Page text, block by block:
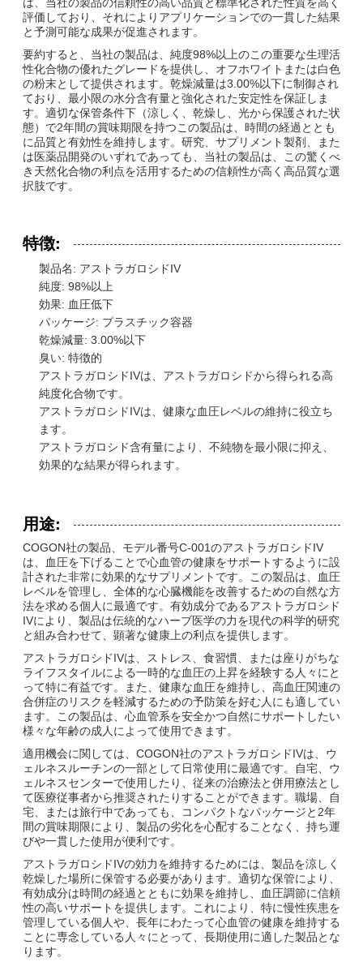
評価しており、それによりアプリケーションでの一貫した結果
と予測可能な成果が促進されます。
要約すると、当社の製品は、純度98%以上のこの重要な生理活
性化合物の優れたグレードを提供し、オフホワイトまたは白色
の粉末として提供されます。乾燥減量は3.00%以下に制御され
ており、最小限の水分含有量と強化された安定性を保証しま
す。適切な保管条件下（涼しく、乾燥し、光から保護された状
態）で2年間の賞味期限を持つこの製品は、時間の経過ととも
に品質と有効性を維持します。研究、サプリメント製剤、また
は医薬品開発のいずれであっても、当社の製品は、この驚くべ
き天然化合物の利点を活用するための信頼性が高く高品質な選
択肢です。
特徴:
製品名: アストラガロシドIV
純度: 98%以上
効果: 血圧低下
パッケージ: プラスチック容器
乾燥減量: 3.00%以下
臭い: 特徴的
アストラガロシドIVは、アストラガロシドから得られる高
純度化合物です。
アストラガロシドIVは、健康な血圧レベルの維持に役立ち
ます。
アストラガロシド含有量により、不純物を最小限に抑え、
効果的な結果が得られます。
用途:
COGON社の製品、モデル番号C-001のアストラガロシドIV
は、血圧を下げることで心血管の健康をサポートするように設
計された非常に効果的なサプリメントです。この製品は、血圧
レベルを管理し、全体的な心臓機能を改善するための自然な方
法を求める個人に最適です。有効成分であるアストラガロシド
IVにより、製品は伝統的なハーブ医学の力を現代の科学的研究
と組み合わせて、顕著な健康上の利点を提供します。
アストラガロシドIVは、ストレス、食習慣、または座りがちな
ライフスタイルによる一時的な血圧の上昇を経験する人々にと
って特に有益です。また、健康な血圧を維持し、高血圧関連の
合併症のリスクを軽減するための予防策を好む人にも適してい
ます。この製品は、心血管系を安全かつ自然にサポートしたい
様々な年齢の成人によって使用できます。
適用機会に関しては、COGON社のアストラガロシドIVは、ウ
ェルネスルーチンの一部として日常使用に最適です。自宅、ウ
ェルネスセンターで使用したり、従来の治療法と併用療法とし
て医療従事者から推奨されたりすることができます。職場、自
宅、または旅行中であっても、コンパクトなパッケージと2年
間の賞味期限により、製品の劣化を心配することなく、持ち運
びや一貫した使用が便利です。
アストラガロシドIVの効力を維持するためには、製品を涼しく
乾燥した場所に保管する必要があります。適切な保管により、
有効成分は時間の経過とともに効果を維持し、血圧調節に信頼
性の高いサポートを提供します。これにより、特に慢性疾患を
管理している個人や、長年にわたって心血管の健康を維持する
ことに専念している人々にとって、長期使用に適した製品とな
ります。